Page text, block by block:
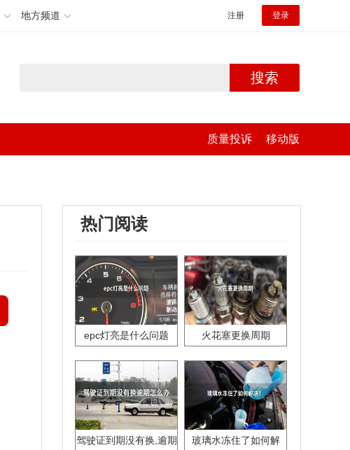
地方频道 注册 登录
搜索
质量投诉 移动版
热门阅读
epc灯亮是什么问题 火花塞更换周期
驾驶证到期没有换,逾期
玻璃水冻住了如何解